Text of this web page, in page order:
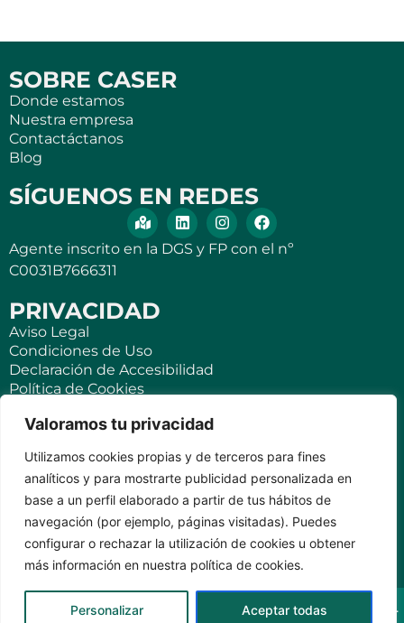
Valoramos tu privacidad
Utilizamos cookies propias y de terceros para fines
analíticos y para mostrarte publicidad personalizada en
base a un perfil elaborado a partir de tus hábitos de
navegación (por ejemplo, páginas visitadas). Puedes
configurar o rechazar la utilización de cookies u obtener
más información en nuestra política de cookies.
Personalizar Aceptar todas
SOBRE CASER
Donde estamos
Nuestra empresa
Contactáctanos
Blog
SÍGUENOS EN REDES
Agente inscrito en la DGS y FP con el nº
C0031B7666311
PRIVACIDAD
Aviso Legal
Condiciones de Uso
Declaración de Accesibilidad
Política de Cookies
SEGUROS
Para ti
Negocios y PYMES
Seguro de viaje
Seguro para Viviendas Vacacionales
Seguro para teléfonos móviles
KVILAR AGENTE CASER SANTA CRUZ DE TENERIFE Av.